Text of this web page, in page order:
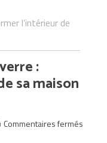
l’intérieur de
:
sa maison
Commentaires fermés